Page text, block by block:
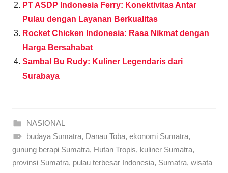
PT ASDP Indonesia Ferry: Konektivitas Antar
Pulau dengan Layanan Berkualitas
Rocket Chicken Indonesia: Rasa Nikmat dengan
Harga Bersahabat
Sambal Bu Rudy: Kuliner Legendaris dari
Surabaya
NASIONAL
budaya Sumatra, Danau Toba, ekonomi Sumatra,
gunung berapi Sumatra, Hutan Tropis, kuliner Sumatra,
provinsi Sumatra, pulau terbesar Indonesia, Sumatra, wisata